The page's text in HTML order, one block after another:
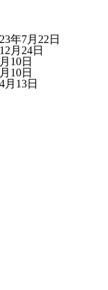
年7月22日
月24日
10日
10日
月13日